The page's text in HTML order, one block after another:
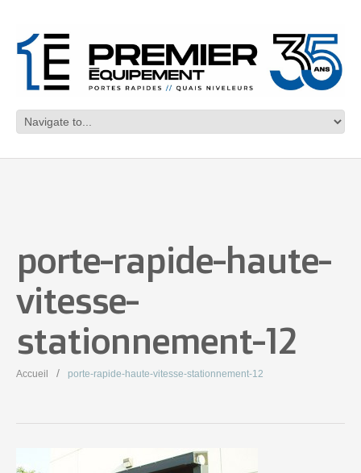
porte-rapide-haute-
vitesse-
stationnement-12
Accueil porte-rapide-haute-vitesse-stationnement-12